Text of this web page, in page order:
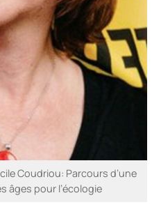
Coudriou: Parcours d’une
âges pour l’écologie